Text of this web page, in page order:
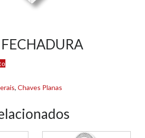
, Chaves Planas